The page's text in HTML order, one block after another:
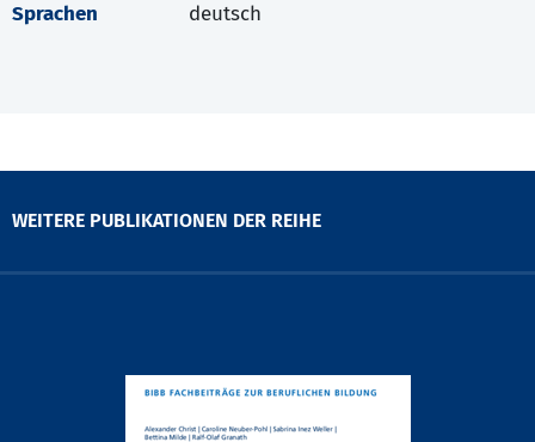
Sprachen
deutsch
WEITERE PUBLIKATIONEN DER REIHE